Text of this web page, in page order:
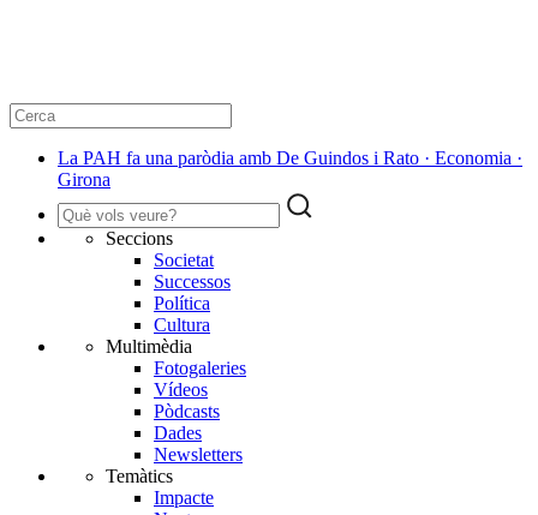
La PAH fa una paròdia amb De Guindos i Rato · Economia ·
Girona
Seccions
Societat
Successos
Política
Cultura
Multimèdia
Fotogaleries
Vídeos
Pòdcasts
Dades
Newsletters
Temàtics
Impacte